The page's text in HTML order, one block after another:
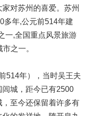
对苏州的喜爱。苏州
多年,公元前514年建
一,全国重点风景旅游
之一。
514年），当时吴王夫
城，距今已有2500
至今还保留着许多有